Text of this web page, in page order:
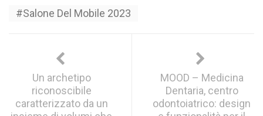
Salone Del Mobile 2023
Un archetipo
riconoscibile
caratterizzato da un
MOOD – Medicina
Dentaria, centro
odontoiatrico: design